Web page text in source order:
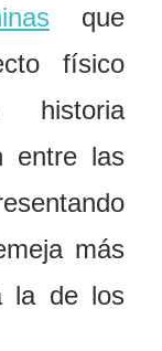
que
físico
entre las
más
la de los